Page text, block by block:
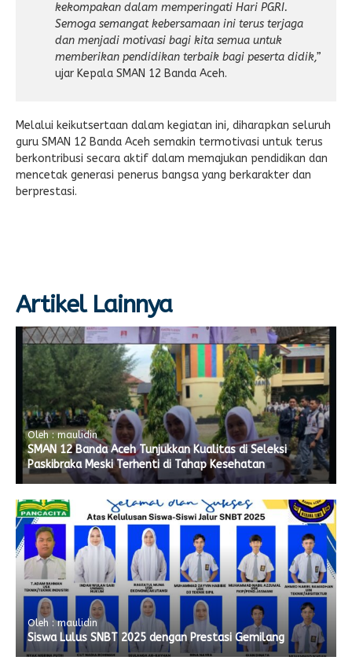
kekompakan dalam memperingati Hari PGRI.
Semoga semangat kebersamaan ini terus terjaga
dan menjadi motivasi bagi kita semua untuk
memberikan pendidikan terbaik bagi peserta didik,”
ujar Kepala SMAN 12 Banda Aceh.
Melalui keikutsertaan dalam kegiatan ini, diharapkan seluruh
guru SMAN 12 Banda Aceh semakin termotivasi untuk terus
berkontribusi secara aktif dalam memajukan pendidikan dan
mencetak generasi penerus bangsa yang berkarakter dan
berprestasi.
Artikel Lainnya
Oleh : maulidin
SMAN 12 Banda Aceh Tunjukkan Kualitas di Seleksi
Paskibraka Meski Terhenti di Tahap Kesehatan
Oleh : maulidin
Siswa Lulus SNBT 2025 dengan Prestasi Gemilang